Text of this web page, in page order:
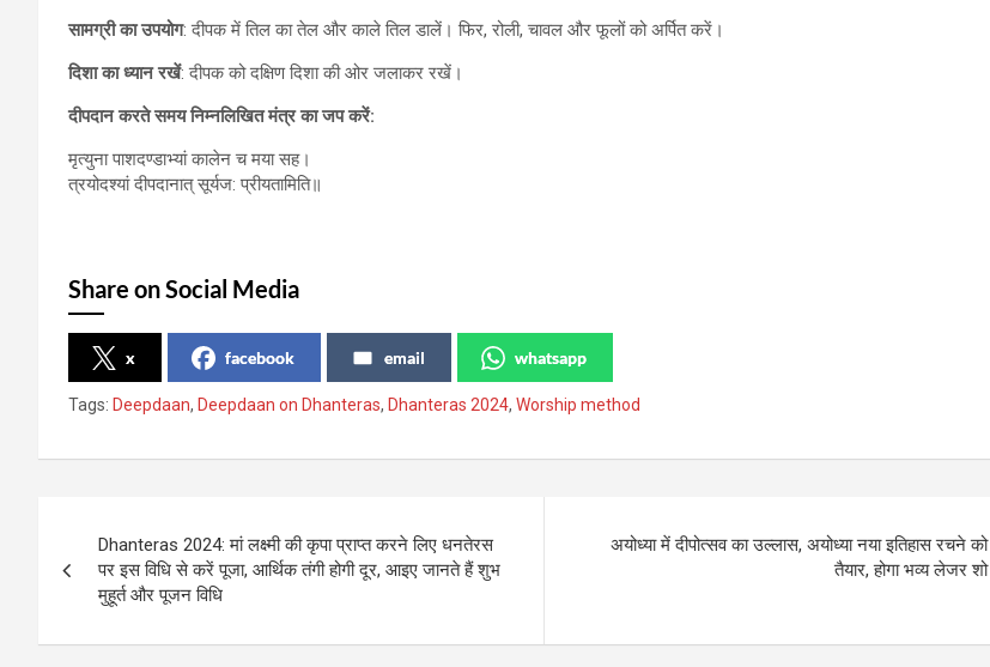
सामग्री का उपयोग: दीपक में तिल का तेल और काले तिल डालें। फिर, रोली, चावल और फूलों को अर्पित करें।
दिशा का ध्यान रखें: दीपक को दक्षिण दिशा की ओर जलाकर रखें।
दीपदान करते समय निम्नलिखित मंत्र का जप करें:
मृत्युना पाशदण्डाभ्यां कालेन च मया सह।
त्रयोदश्यां दीपदानात् सूर्यज: प्रीयतामिति॥
Share on Social Media
x facebook email whatsapp
Tags: Deepdaan, Deepdaan on Dhanteras, Dhanteras 2024, Worship method
navigation
Dhanteras 2024: मां लक्ष्मी की कृपा प्राप्त करने लिए धनतेरस
पर इस विधि से करें पूजा, आर्थिक तंगी होगी दूर, आइए जानते हैं शुभ
मुहूर्त और पूजन विधि
अयोध्या में दीपोत्सव का उल्लास, अयोध्या नया इतिहास रचने को
तैयार, होगा भव्य लेजर शो